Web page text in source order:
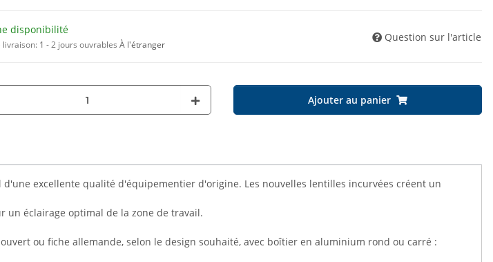
disponibilité
livraison: 1 - 2 jours ouvrables À l'étranger
Question sur l'article
Ajouter au panier
excellente qualité d'équipementier d'origine. Les nouvelles lentilles incurvées créent un
un éclairage optimal de la zone de travail.
ou fiche allemande, selon le design souhaité, avec boîtier en aluminium rond ou carré :